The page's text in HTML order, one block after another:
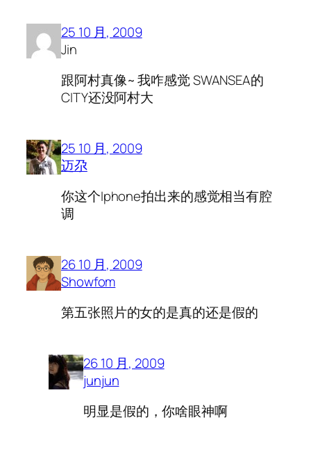
25 10 月, 2009
Jin
跟阿村真像~ 我咋感觉 SWANSEA的
CITY还没阿村大
25 10 月, 2009
迈尕
你这个Iphone拍出来的感觉相当有腔
调
26 10 月, 2009
Showfom
第五张照片的女的是真的还是假的
26 10 月, 2009
junjun
明显是假的，你啥眼神啊